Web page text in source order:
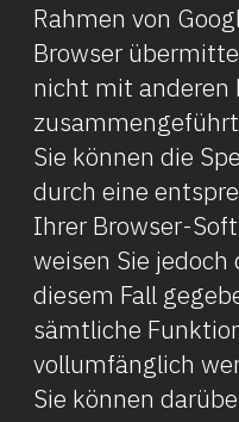
Rahmen von
Browser
nicht mit anderen
Sie können die
durch eine
Ihrer Browser-
weisen Sie jedoch
diesem Fall
sämtliche
vollumfänglich
Sie können